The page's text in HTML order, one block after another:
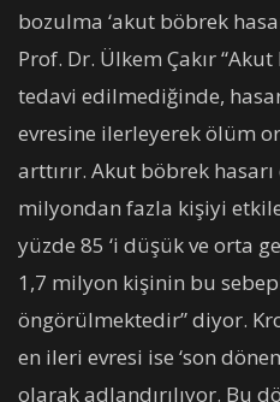
bozulma ‘akut böbrek
Prof. Dr. Ülkem Çakır
tedavi edilmediğinde,
evresine ilerleyerek ölüm
arttırır. Akut böbrek
milyondan fazla kişiyi
yüzde 85 ‘i düşük ve orta
1,7 milyon kişinin bu
öngörülmektedir” diyor.
en ileri evresi ise ‘son
olarak adlandırılıyor. Bu